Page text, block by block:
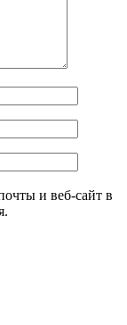
и веб-сайт в